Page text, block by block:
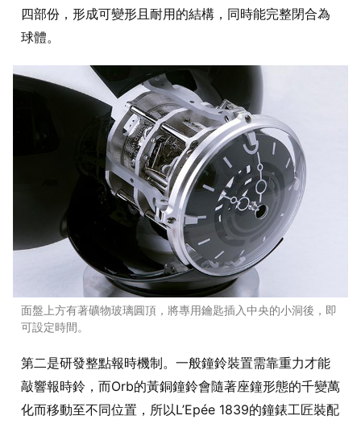
四部份，形成可變形且耐用的結構，同時能完整閉合為
球體。
面盤上方有著礦物玻璃圓頂，將專用鑰匙插入中央的小洞後，即
可設定時間。
第二是研發整點報時機制。一般鐘鈴裝置需靠重力才能
敲響報時鈴，而Orb的黃銅鐘鈴會隨著座鐘形態的千變萬
化而移動至不同位置，所以L’Epée 1839的鐘錶工匠裝配